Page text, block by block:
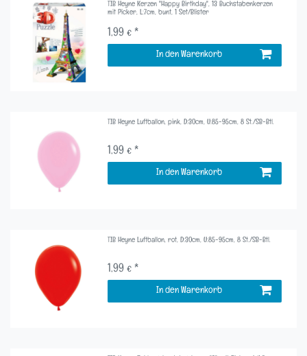
TIB Heyne Kerzen "Happy Birthday", 13 Buchstabenkerzen
mit Picker, L:7cm, bunt, 1 Set/Blister
1,99 € *
In den Warenkorb
TIB Heyne Luftballon, pink, D:30cm, U:85-95cm, 8 St./SB-Btl.
1,99 € *
In den Warenkorb
TIB Heyne Luftballon, rot, D:30cm, U:85-95cm, 8 St./SB-Btl.
1,99 € *
In den Warenkorb